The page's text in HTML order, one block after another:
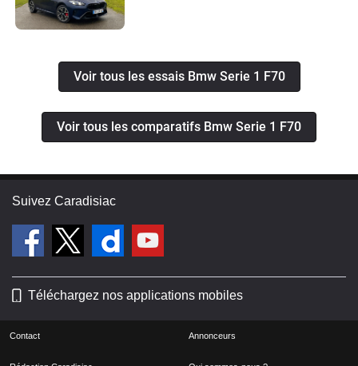
Voir tous les essais Bmw Serie 1 F70
Voir tous les comparatifs Bmw Serie 1 F70
Suivez Caradisiac
Téléchargez nos applications mobiles
Contact Annonceurs